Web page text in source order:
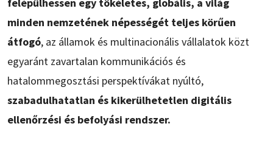
felépülhessen egy tökéletes, globális, a világ
minden nemzetének népességét teljes körűen
átfogó, az államok és multinacionális vállalatok közt
egyaránt zavartalan kommunikációs és
hatalommegosztási perspektívákat nyúltó,
szabadulhatatlan és kikerülhetetlen digitális
ellenőrzési és befolyási rendszer.